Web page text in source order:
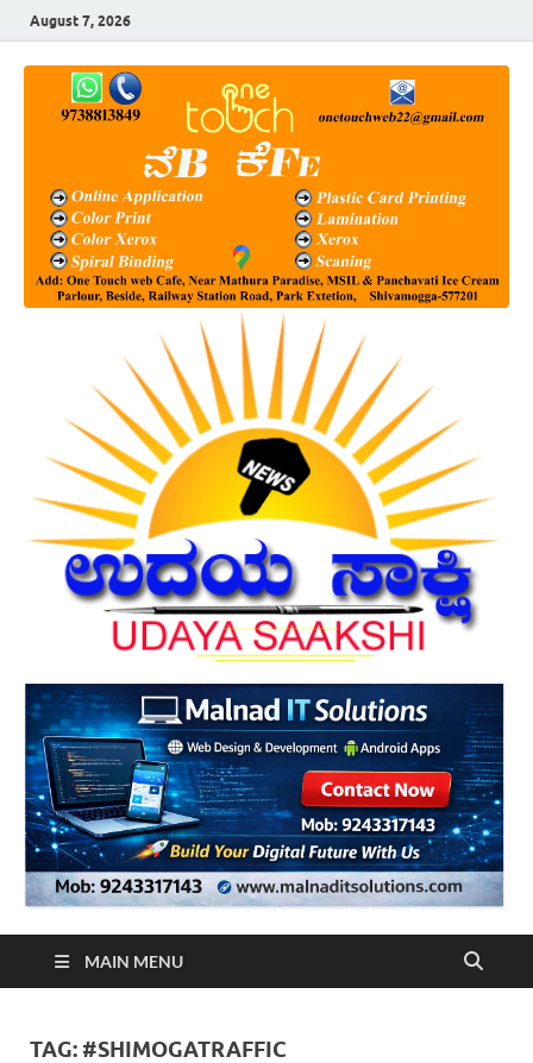
August 7, 2026
MAIN MENU
TAG: #SHIMOGATRAFFIC